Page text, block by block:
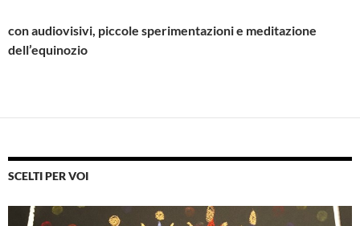
con audiovisivi, piccole sperimentazioni e meditazione
dell’equinozio
SCELTI PER VOI